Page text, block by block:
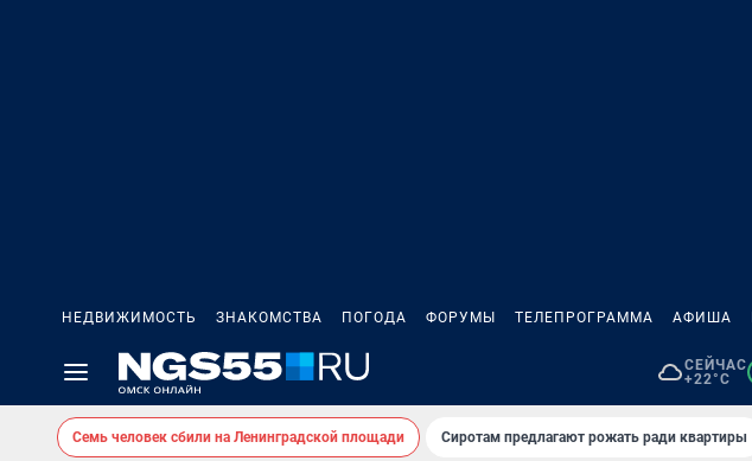
НЕДВИЖИМОСТЬ ЗНАКОМСТВА ПОГОДА ФОРУМЫ ТЕЛЕПРОГРАММА АФИША
СЕЙЧАС
+22°C
Семь человек сбили на Ленинградской площади Сиротам предлагают рожать ради квартиры